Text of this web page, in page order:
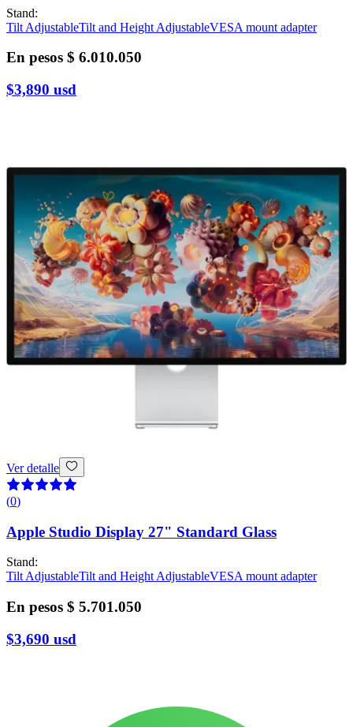
Stand:
Tilt AdjustableTilt and Height AdjustableVESA mount adapter
En pesos $ 6.010.050
$3,890 usd
Ver detalle
(0)
Apple Studio Display 27" Standard Glass
Stand:
Tilt AdjustableTilt and Height AdjustableVESA mount adapter
En pesos $ 5.701.050
$3,690 usd